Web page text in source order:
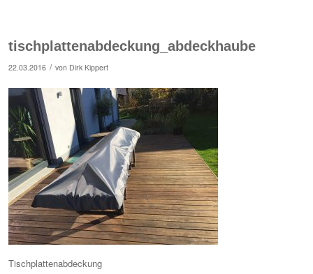
tischplattenabdeckung_abdeckhaube
22.03.2016 / von Dirk Kippert
Tischplattenabdeckung